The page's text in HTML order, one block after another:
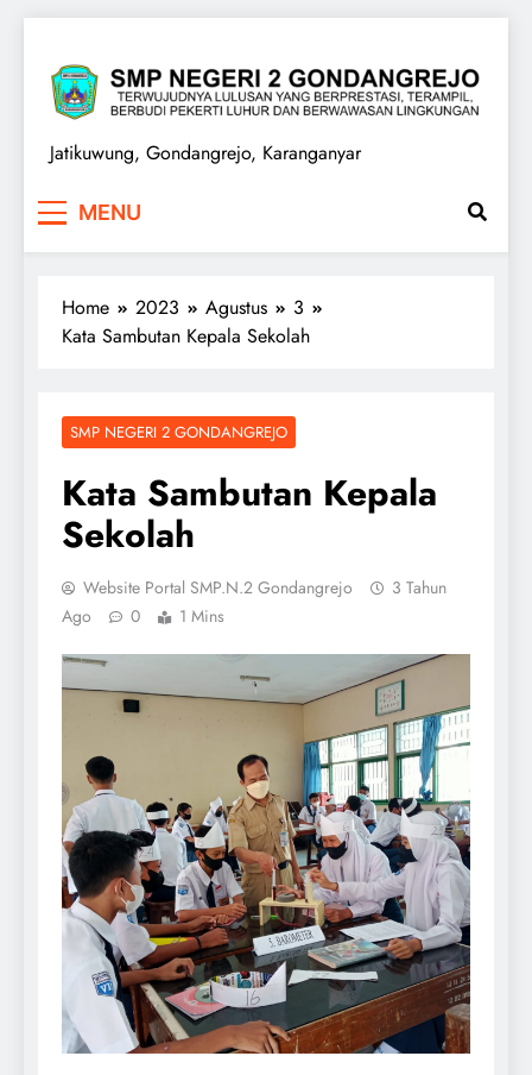
content
SMPN 2 GONDANGREJO
Jatikuwung, Gondangrejo, Karanganyar
MENU
Home 2023 Agustus
3
Kata Sambutan Kepala Sekolah
SMP NEGERI 2 GONDANGREJO
Kata Sambutan Kepala
Sekolah
Website Portal SMP.N.2 Gondangrejo
3 Tahun
Ago
0 1 Mins